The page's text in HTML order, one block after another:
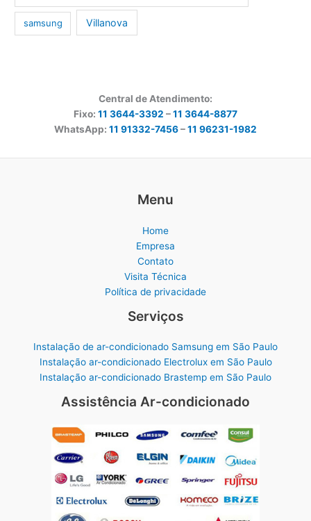
samsung Villanova
Central de Atendimento:
Fixo: 11 3644-3392 –11 3644-8877
WhatsApp: 11 91332-7456–11 96231-1982
Menu
Home
Empresa
Contato
Visita Técnica
Política de privacidade
Serviços
Instalação de ar-condicionado Samsung em São Paulo
Instalação ar-condicionado Electrolux em São Paulo
Instalação ar-condicionado Brastemp em São Paulo
Assistência Ar-condicionado